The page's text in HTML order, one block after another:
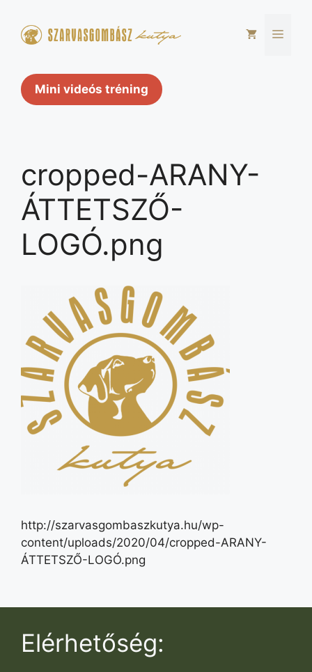
tartalomba
Mini videós tréning
cropped-ARANY-
ÁTTETSZŐ-
LOGÓ.png
http://szarvasgombaszkutya.hu/wp-
content/uploads/2020/04/cropped-ARANY-
ÁTTETSZŐ-LOGÓ.png
Elérhetőség: